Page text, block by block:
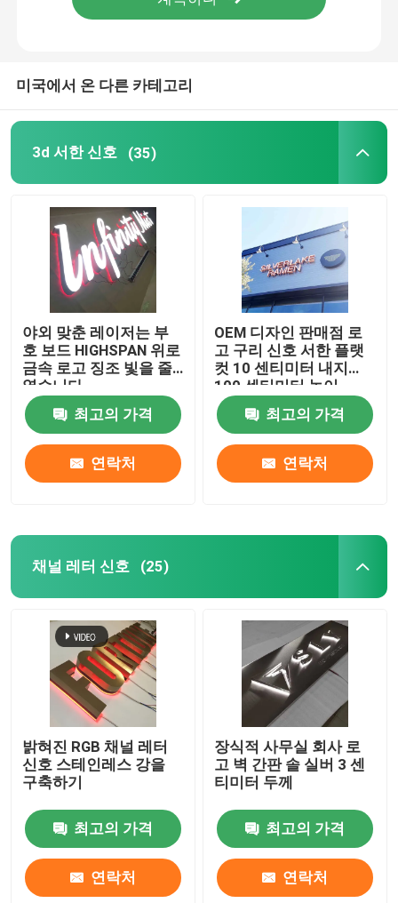
라이트 박스 신호
차양 서한 신호
미국에서 온 다른 카테고리
3d 서한 신호 (35)
야외 맞춘 레이저는 부
호 보드 HIGHSPAN 위로
금속 로고 징조 빛을 줄
였습니다
최고의 가격
연락처
OEM 디자인 판매점 로
고 구리 신호 서한 플랫
컷 10 센티미터 내지
100 센티미터 높이
최고의 가격
연락처
채널 레터 신호 (25)
밝혀진 RGB 채널 레터
신호 스테인레스 강을
구축하기
최고의 가격
연락처
장식적 사무실 회사 로
고 벽 간판 솔 실버 3 센
티미터 두께
최고의 가격
연락처